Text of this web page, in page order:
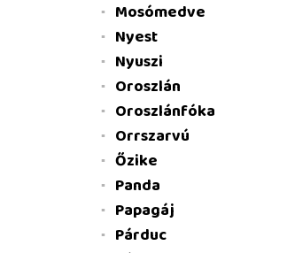
Mosómedve
Nyest
Nyuszi
Oroszlán
Oroszlánfóka
Orrszarvú
Őzike
Panda
Papagáj
Párduc